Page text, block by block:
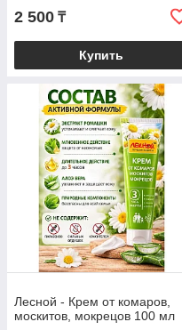
2 500 ₸
Купить
Лесной - Крем от комаров,
москитов, мокрецов 100 мл